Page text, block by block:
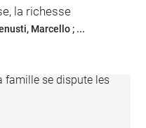
la richesse
VINCIDOR Tommaso, attribué à ; Venusti, Marcello ; ...